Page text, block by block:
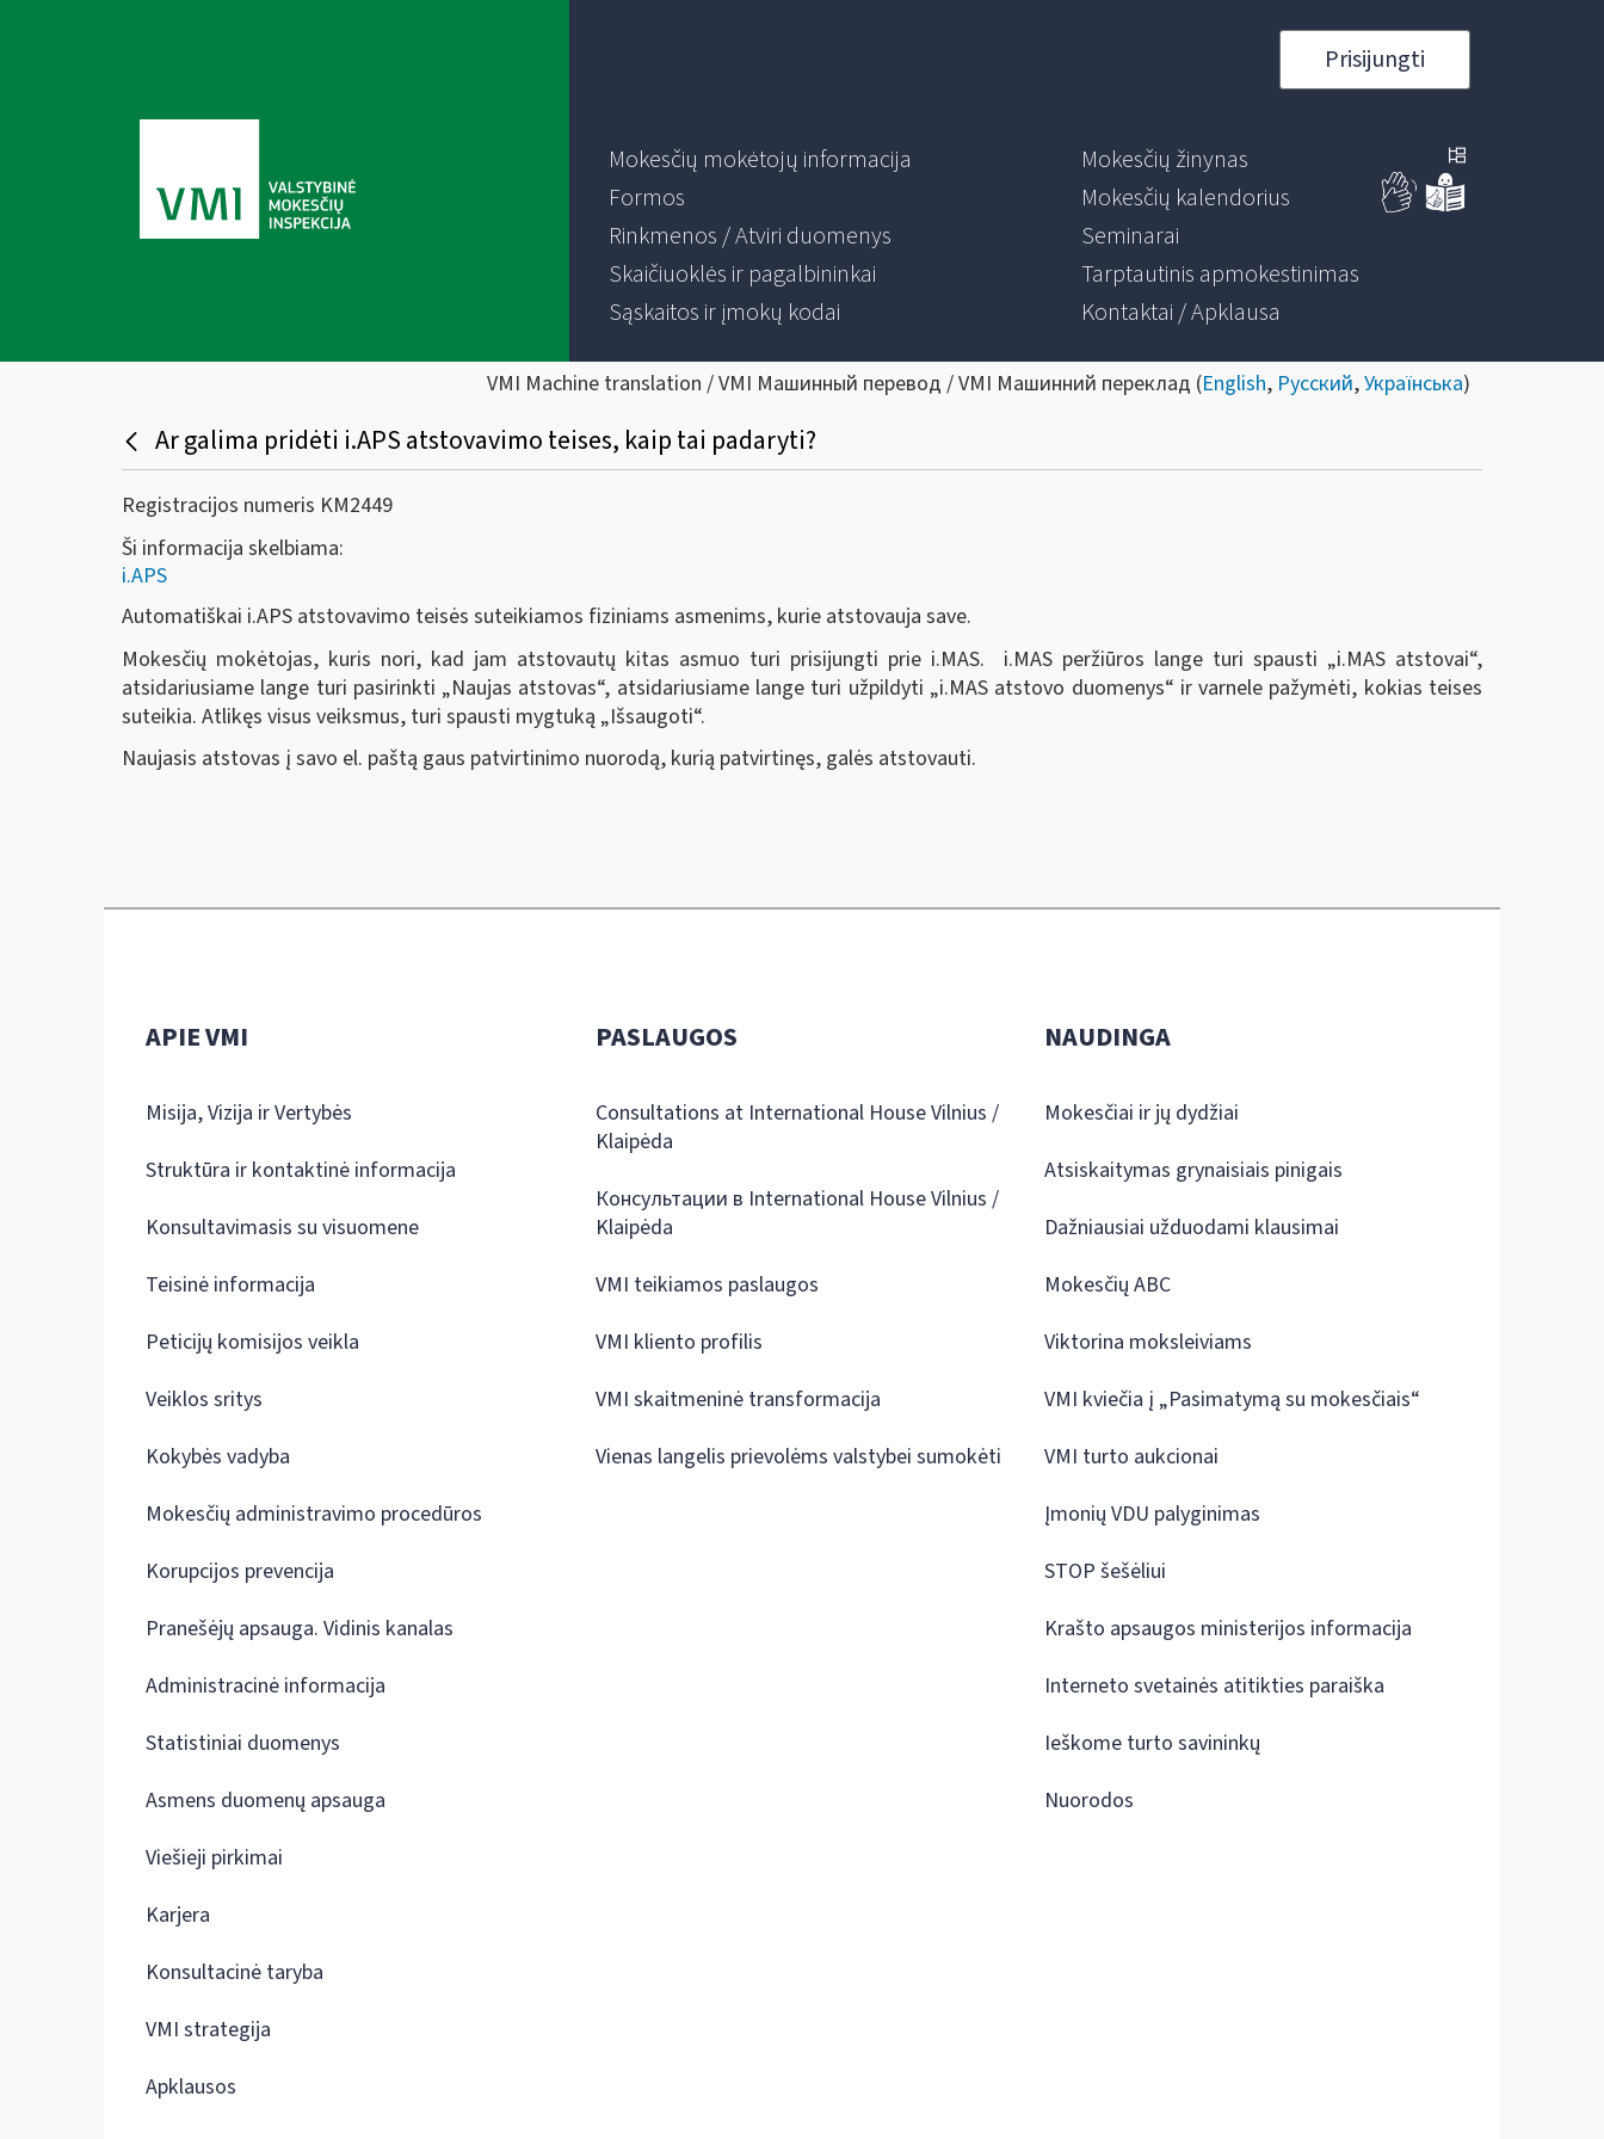
Prisijungti
Mokesčių mokėtojų informacija
Formos
Rinkmenos / Atviri duomenys
Skaičiuoklės ir pagalbininkai
Sąskaitos ir įmokų kodai
Mokesčių žinynas
Mokesčių kalendorius
Seminarai
Tarptautinis apmokestinimas
Kontaktai / Apklausa
VMI Machine translation / VMI Машинный перевод / VMI Машинний переклад (English, Русский,Українська)
Ar galima pridėti i.APS atstovavimo teises, kaip tai padaryti?
Registracijos numeris KM2449
Ši informacija skelbiama:
i.APS
Automatiškai i.APS atstovavimo teisės suteikiamos fiziniams asmenims, kurie atstovauja save.
Mokesčių mokėtojas, kuris nori, kad jam atstovautų kitas asmuo turi prisijungti prie i.MAS. i.MAS peržiūros lange turi spausti „i.MAS atstovai“,
atsidariusiame lange turi pasirinkti „Naujas atstovas“, atsidariusiame lange turi užpildyti „i.MAS atstovo duomenys“ ir varnele pažymėti, kokias teises
suteikia. Atlikęs visus veiksmus, turi spausti mygtuką „Išsaugoti“.
Naujasis atstovas į savo el. paštą gaus patvirtinimo nuorodą, kurią patvirtinęs, galės atstovauti.
APIE VMI
Misija, Vizija ir Vertybės
Struktūra ir kontaktinė informacija
Konsultavimasis su visuomene
Teisinė informacija
Peticijų komisijos veikla
Veiklos sritys
Kokybės vadyba
Mokesčių administravimo procedūros
Korupcijos prevencija
Pranešėjų apsauga. Vidinis kanalas
Administracinė informacija
Statistiniai duomenys
Asmens duomenų apsauga
Viešieji pirkimai
Karjera
Konsultacinė taryba
VMI strategija
Apklausos
PASLAUGOS
Consultations at International House Vilnius /
Klaipėda
Консультации в International House Vilnius /
Klaipėda
VMI teikiamos paslaugos
VMI kliento profilis
VMI skaitmeninė transformacija
Vienas langelis prievolėms valstybei sumokėti
NAUDINGA
Mokesčiai ir jų dydžiai
Atsiskaitymas grynaisiais pinigais
Dažniausiai užduodami klausimai
Mokesčių ABC
Viktorina moksleiviams
VMI kviečia į „Pasimatymą su mokesčiais“
VMI turto aukcionai
Įmonių VDU palyginimas
STOP šešėliui
Krašto apsaugos ministerijos informacija
Interneto svetainės atitikties paraiška
Ieškome turto savininkų
Nuorodos